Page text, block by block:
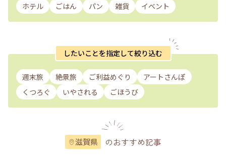
ホテル
ごはん パン 雑貨 イベント
したいことを指定して絞り込む
週末旅 絶景旅 ご利益めぐり
アートさんぽ
くつろぐ
いやされる ごほうび
滋賀県 のおすすめ記事